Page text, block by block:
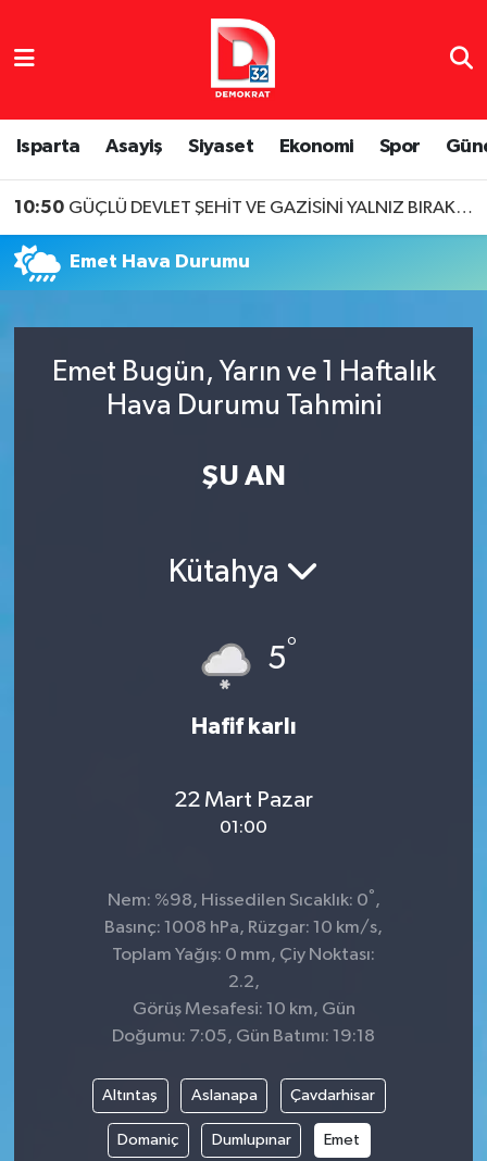
Isparta Asayiş Siyaset Ekonomi Spor
10:50 GÜÇLÜ DEVLET ŞEHİT VE GAZİSİNİ YALNIZ BIRAKMAZ
Emet Hava Durumu
Emet Bugün, Yarın ve 1 Haftalık
Hava Durumu Tahmini
ŞU AN
Kütahya
5°
Hafif karlı
22 Mart Pazar
01:00
Nem: %98, Hissedilen Sıcaklık: 0°,
Basınç: 1008 hPa, Rüzgar: 10 km/s,
Toplam Yağış: 0 mm, Çiy Noktası:
2.2,
Görüş Mesafesi: 10 km, Gün
Doğumu: 7:05, Gün Batımı: 19:18
Altıntaş Aslanapa Çavdarhisar
Domaniç Dumlupınar Emet
Isparta Nöbetçi Eczaneler
Isparta Hava Durumu
Isparta Namaz Vakitleri
Tüm Manşetler
Son Dakika Haberleri